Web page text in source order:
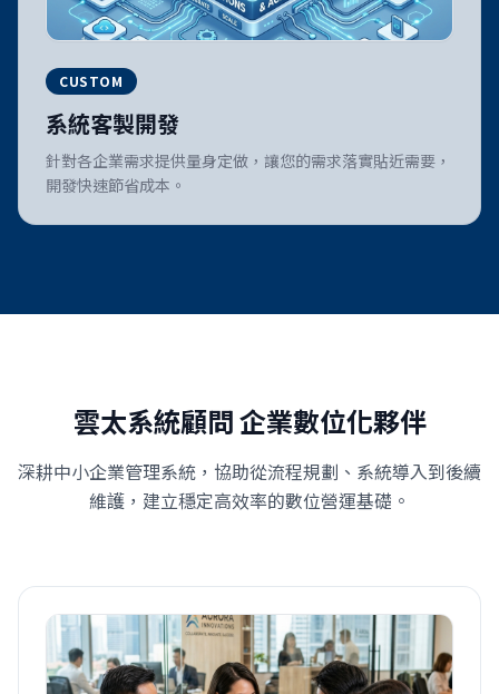
CUSTOM
系統客製開發
針對各企業需求提供量身定做，讓您的需求落實貼近需要，
開發快速節省成本。
雲太系統顧問 企業數位化夥伴
深耕中小企業管理系統，協助從流程規劃、系統導入到後續
維護，建立穩定高效率的數位營運基礎。